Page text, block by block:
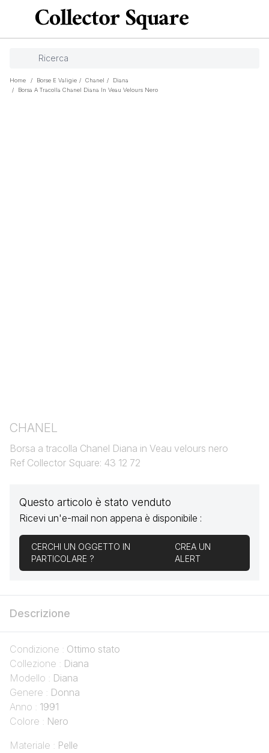
Home / Borse E Valigie / Chanel /
Diana
/
Borsa A Tracolla Chanel Diana In Veau Velours Nero
CHANEL
Borsa a tracolla Chanel Diana in Veau velours nero
Ref Collector Square: 43 12 72
Questo articolo è stato venduto
Ricevi un'e-mail non appena è disponibile :
CERCHI UN OGGETTO IN
PARTICOLARE ?
CREA UN
ALERT
Descrizione
Condizione : Ottimo stato
Collezione : Diana
Modello : Diana
Genere : Donna
Anno : 1991
Colore : Nero
Materiale : Pelle